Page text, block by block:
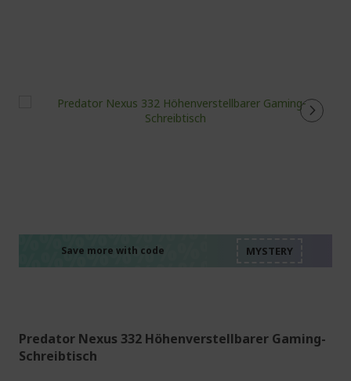
Save more with code
Predator Nexus 332 Höhenverstellbarer Gaming-
Schreibtisch